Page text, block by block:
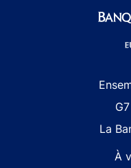
La
À